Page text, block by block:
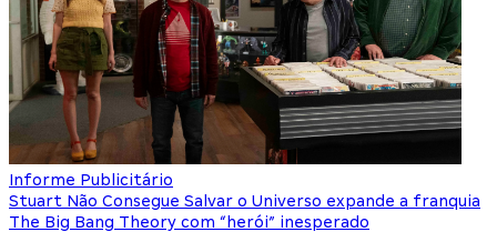
Informe Publicitário
Stuart Não Consegue Salvar o Universo expande a franquia
The Big Bang Theory com “herói” inesperado